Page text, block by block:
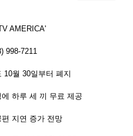
AMERICA'
998-7211
10월 30일부터 폐지
하루 세 끼 무료 제공
지연 증가 전망